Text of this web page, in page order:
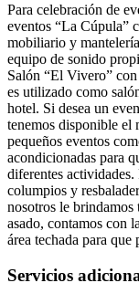
Para celebración de
eventos “La Cúpula”
mobiliario y
equipo de sonido
Salón “El Vivero”
es utilizado como
hotel. Si desea un
tenemos disponible el
pequeños eventos
acondicionadas para
diferentes
columpios y
nosotros le brindamos
asado, contamos con
área techada para que
Servicios